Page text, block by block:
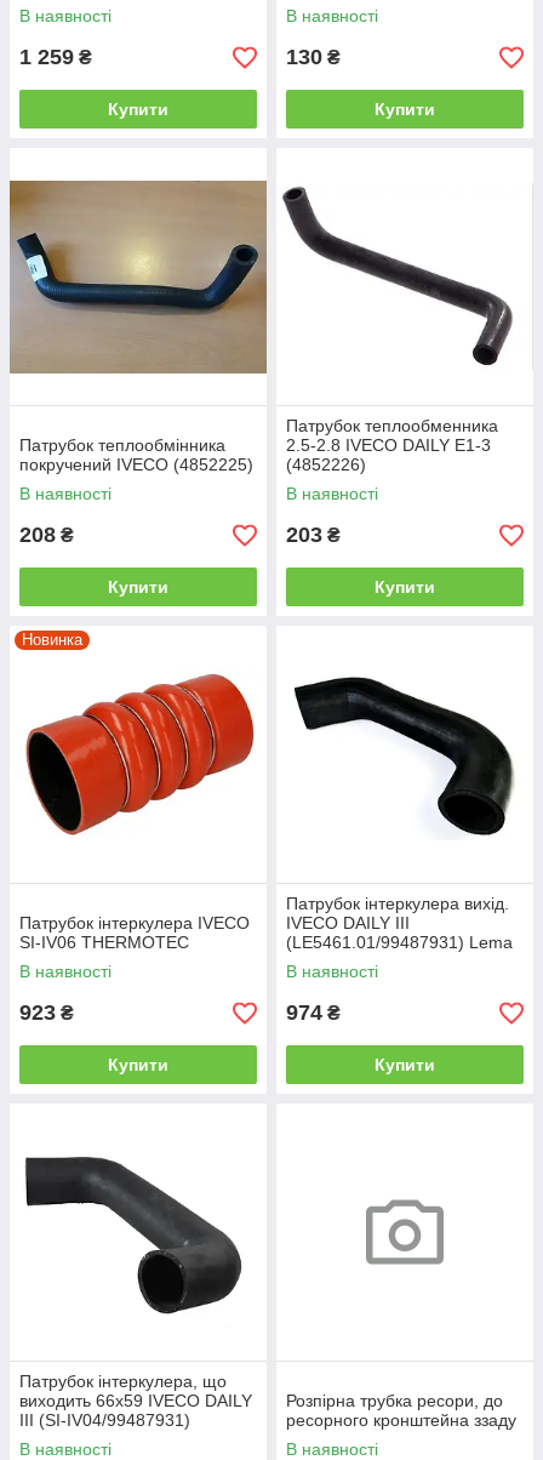
В наявності
1 259 ₴
Купити
В наявності
130 ₴
Купити
Патрубок теплообмінника
покручений IVECO (4852225)
В наявності
208 ₴
Купити
Патрубок теплообменника
2.5-2.8 IVECO DAILY E1-3
(4852226)
В наявності
203 ₴
Купити
Новинка
Патрубок інтеркулера IVECO
SI-IV06 THERMOTEC
В наявності
923 ₴
Купити
Патрубок інтеркулера вихід.
IVECO DAILY III
(LE5461.01/99487931) Lema
В наявності
974 ₴
Купити
Патрубок інтеркулера, що
виходить 66х59 IVECO DAILY
III (SI-IV04/99487931)
THERMOTEC
В наявності
Розпірна трубка ресори, до
ресорного кронштейна ззаду
В наявності